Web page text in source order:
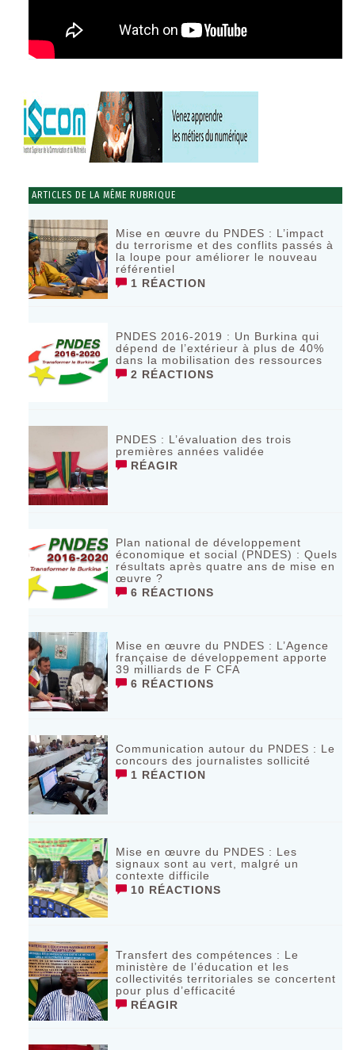
ARTICLES DE LA MÊME RUBRIQUE
Mise en œuvre du PNDES : L’impact
du terrorisme et des conflits passés à
la loupe pour améliorer le nouveau
référentiel
1 RÉACTION
PNDES 2016-2019 : Un Burkina qui
dépend de l’extérieur à plus de 40%
dans la mobilisation des ressources
2 RÉACTIONS
PNDES : L’évaluation des trois
premières années validée
RÉAGIR
Plan national de développement
économique et social (PNDES) : Quels
résultats après quatre ans de mise en
œuvre ?
6 RÉACTIONS
Mise en œuvre du PNDES : L’Agence
française de développement apporte
39 milliards de F CFA
6 RÉACTIONS
Communication autour du PNDES : Le
concours des journalistes sollicité
1 RÉACTION
Mise en œuvre du PNDES : Les
signaux sont au vert, malgré un
contexte difficile
10 RÉACTIONS
Transfert des compétences : Le
ministère de l’éducation et les
collectivités territoriales se concertent
pour plus d’efficacité
RÉAGIR